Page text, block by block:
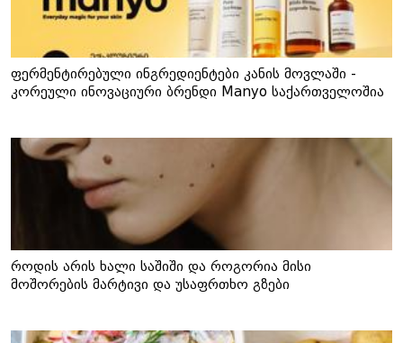
ფერმენტირებული ინგრედიენტები კანის მოვლაში -
კორეული ინოვაციური ბრენდი Manyo საქართველოშია
როდის არის ხალი საშიში და როგორია მისი
მოშორების მარტივი და უსაფრთხო გზები